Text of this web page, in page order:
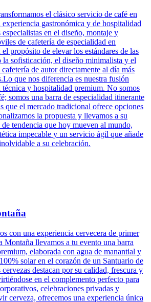
el clásico servicio de café en
gastronómica y de hospitalidad
en el diseño, montaje y
de cafetería de especialidad en
propósito de elevar los estándares de las
la sofisticación, el diseño minimalista y el
de autor directamente al día más
que nos diferencia es nuestra fusión
técnica y hospitalidad premium. No somos
somos una barra de especialidad itinerante
que el mercado tradicional ofrece opciones
la propuesta y llevamos a su
tendencia que hoy mueven al mundo,
impecable y un servicio ágil que añade
a su celebración.
con una experiencia cervecera de primer
llevamos a tu evento una barra
elaborada con agua de manantial y
solar en el corazón de un Santuario de
destacan por su calidad, frescura y
en el complemento perfecto para
celebraciones privadas y
cerveza, ofrecemos una experiencia única